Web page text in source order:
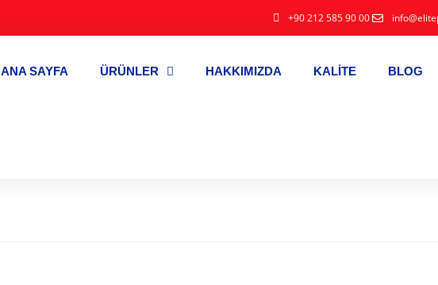
+90 212 585 90 00
ANA SAYFA ÜRÜNLER HAKKIMIZDA KALITE BLOG